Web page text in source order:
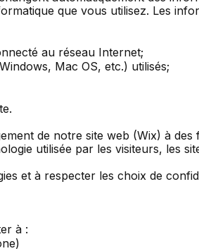
que vous utilisez. Les
au réseau Internet;
Mac OS, etc.) utilisés;
de notre site web (Wix) à des
utilisée par les visiteurs, les
et à respecter les choix de
à :